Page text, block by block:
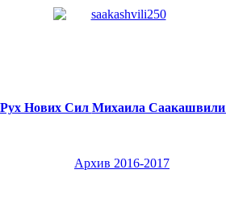
Нових Сил Михаила Саакашвили
Архив 2016-2017